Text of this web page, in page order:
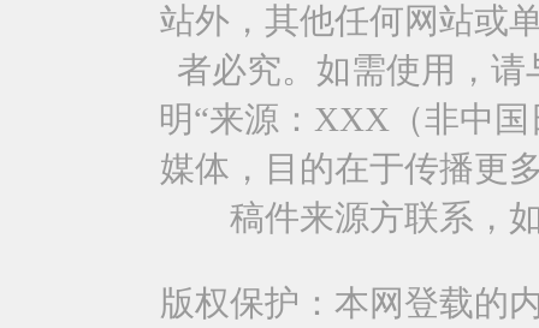
站外，其他任何网站或
者必究。如需使用，请
明“来源：XXX（非中
媒体，目的在于传播更
稿件来源方联系，
版权保护：本网登载的